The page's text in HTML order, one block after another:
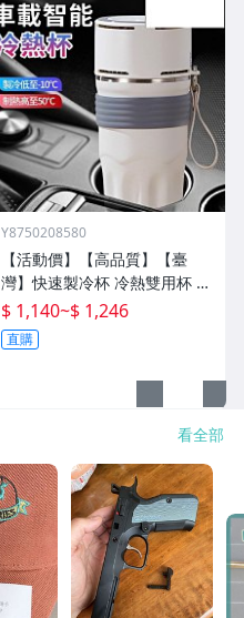
Y8750208580
【活動價】【高品質】【臺
灣】快速製冷杯 冷熱雙用杯 保
溫杯 辦公室水杯 保冰杯 製冷
水杯 車載水杯 充電水杯 恆溫
杯 半
$ 1,140~$ 1,246
直購
看全部